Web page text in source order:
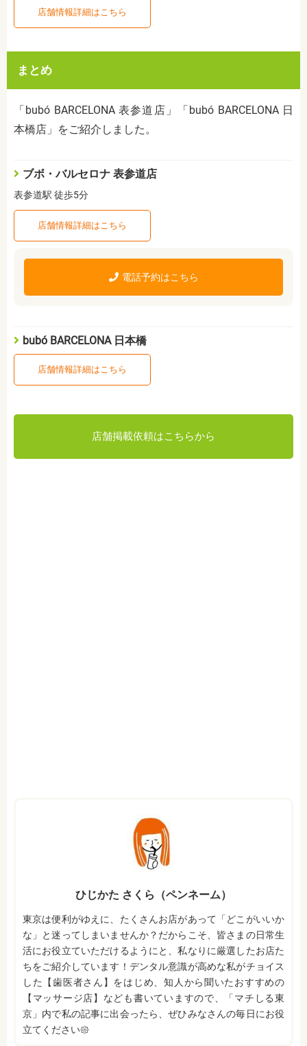
店舗情報詳細はこちら
まとめ
「bubó BARCELONA 表参道店」「bubó BARCELONA 日
本橋店」をご紹介しました。
ブボ・バルセロナ 表参道店
表参道駅 徒歩5分
店舗情報詳細はこちら
電話予約はこちら
bubó BARCELONA 日本橋
店舗情報詳細はこちら
店舗掲載依頼はこちらから
ひじかた さくら（ペンネーム）
東京は便利がゆえに、たくさんお店があって「どこがいいか
な」と迷ってしまいませんか？だからこそ、皆さまの日常生
活にお役立ていただけるようにと、私なりに厳選したお店た
ちをご紹介しています！デンタル意識が高めな私がチョイス
した【歯医者さん】をはじめ、知人から聞いたおすすめの
【マッサージ店】なども書いていますので、「マチしる東
京」内で私の記事に出会ったら、ぜひみなさんの毎日にお役
立てください𑁍